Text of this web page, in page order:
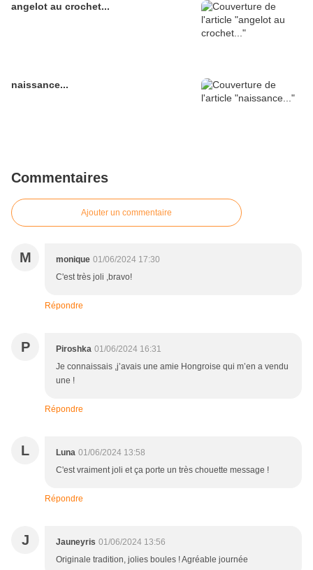
angelot au crochet...
naissance...
Commentaires
Ajouter un commentaire
M monique 01/06/2024 17:30
C'est très joli ,bravo!
Répondre
P Piroshka 01/06/2024 16:31
Je connaissais ,j’avais une amie Hongroise qui m’en a vendu
une !
Répondre
L Luna 01/06/2024 13:58
C'est vraiment joli et ça porte un très chouette message !
Répondre
J Jauneyris 01/06/2024 13:56
Originale tradition, jolies boules ! Agréable journée